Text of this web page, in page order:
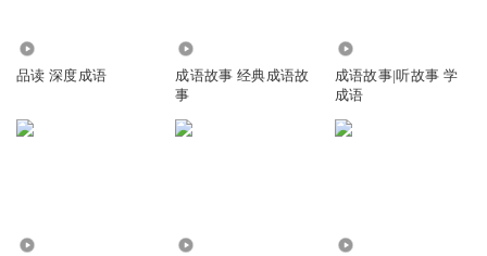
品读 深度成语
成语故事 经典成语故
事
成语故事|听故事 学
成语